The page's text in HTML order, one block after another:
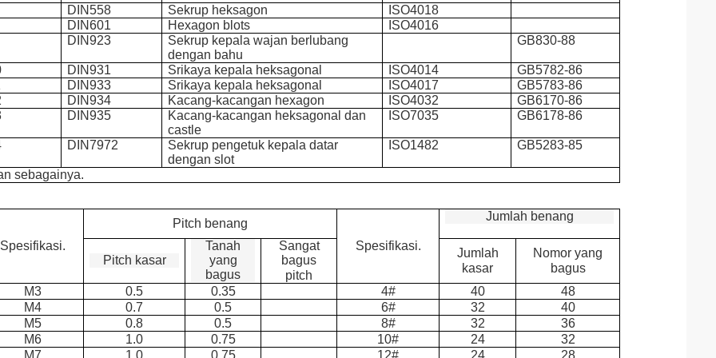
DIN558 Sekrup heksagon
ISO4018
DIN601 Hexagon blots
ISO4016
DIN923
Sekrup kepala wajan berlubang
dengan bahu
GB830-88
DIN931 Srikaya kepala heksagonal ISO4014
GB5782-86
DIN933 Srikaya kepala heksagonal ISO4017
GB5783-86
DIN934 Kacang-kacangan hexagon ISO4032
GB6170-86
DIN935
Kacang-kacangan heksagonal dan
castle
ISO7035 GB6178-86
DIN7972
Sekrup pengetuk kepala datar
dengan slot
ISO1482 GB5283-85
sebagainya.
Spesifikasi.
Pitch benang
Spesifikasi.
Jumlah benang
Pitch kasar
Tanah
yang
bagus
Sangat
bagus
pitch
Jumlah
kasar
Nomor yang
bagus
M3
0.5 0.35 4# 40
48
M4
0.7 0.5 6# 32
40
M5
0.8 0.5 8# 32
36
M6
1.0 0.75 10# 24
32
M7
1.0 0.75 12# 24 28